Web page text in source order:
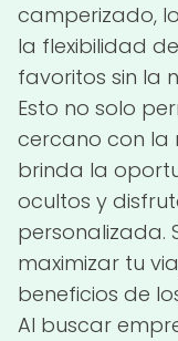
camperizado,
la flexibilidad
favoritos sin la
Esto no solo
cercano con la
brinda la
ocultos y
personalizada.
maximizar tu
beneficios de
Al buscar